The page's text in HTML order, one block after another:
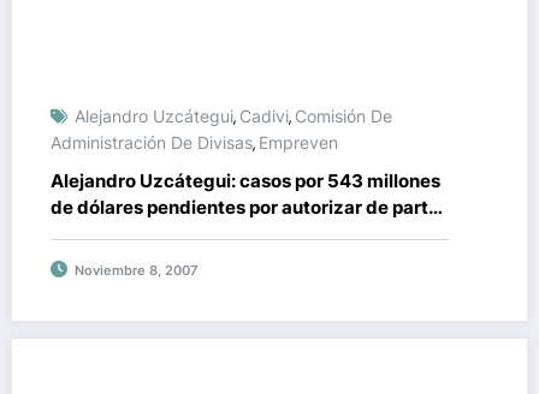
Alejandro Uzcátegui, Cadivi, Comisión De
Administración De Divisas, Empreven
Alejandro Uzcátegui: casos por 543 millones
de dólares pendientes por autorizar de parte
de Cadivi
Noviembre 8, 2007